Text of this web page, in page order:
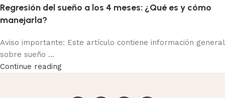
Regresión del sueño a los 4 meses: ¿Qué es y cómo
manejarla?
Aviso importante: Este artículo contiene información general
sobre sueño ...
Continue reading